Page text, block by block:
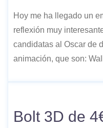
Hoy me ha llegado un
reflexión muy
candidatas al Oscar de
animación, que son:
Bolt 3D de